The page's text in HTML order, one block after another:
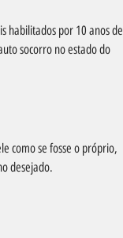
habilitados por 10 anos de
socorro no estado do
como se fosse o próprio,
desejado.